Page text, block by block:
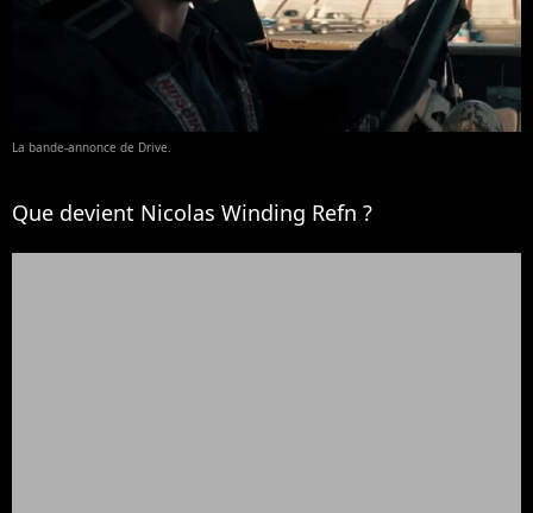
La bande-annonce de Drive.
Que devient Nicolas Winding Refn ?